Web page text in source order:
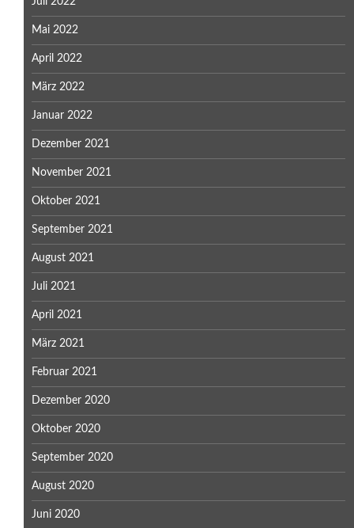
Mai 2022
April 2022
März 2022
Januar 2022
Dezember 2021
November 2021
Oktober 2021
September 2021
August 2021
Juli 2021
April 2021
März 2021
Februar 2021
Dezember 2020
Oktober 2020
September 2020
August 2020
Juni 2020